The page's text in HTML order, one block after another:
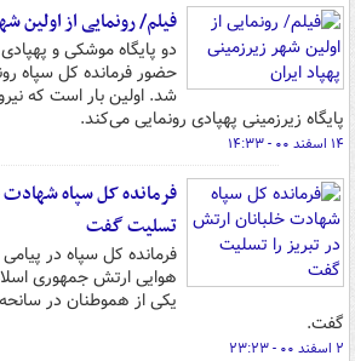
فیلم/ رونمایی از اولین
دو پایگاه موشکی و
حضور فرمانده کل سپاه
شد. اولین بار است که
پایگاه زیرزمینی پهپادی رونمایی می‌کند.
۱۴ اسفند ۰۰ - ۱۴:۳۳
فرمانده کل سپاه شهادت
تسلیت گفت
فرمانده کل سپاه در
هوایی ارتش جمهوری
یکی از هموطنان در
گفت.
۲ اسفند ۰۰ - ۲۳:۲۳